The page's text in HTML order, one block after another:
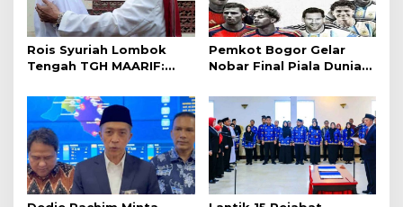
Rois Syuriah Lombok
Tengah TGH MAARIF:
Abad Kedua NU”
Pemkot Bogor Gelar
Nobar Final Piala Dunia